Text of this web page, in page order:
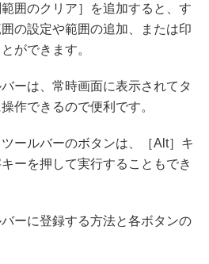
囲のクリア］を追加すると、す
の設定や範囲の追加、または印
ができます。
ーは、常時画面に表示されてタ
作できるので便利です。
ールバーのボタンは、［Alt］キ
ーを押して実行することもでき
ーに登録する方法と各ボタンの